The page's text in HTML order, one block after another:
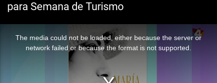
para Semana de Turismo
The media could not be loaded, either because the server or
network failed or because the format is not supported.